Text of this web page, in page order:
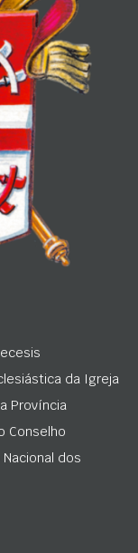
da Igreja
Província
Conselho
dos